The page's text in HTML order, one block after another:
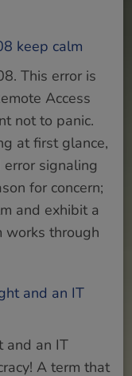
keep calm
This error is
Access
not to panic.
at first glance,
signaling
for concern;
and exhibit a
works through
and an IT
and an IT
A term that